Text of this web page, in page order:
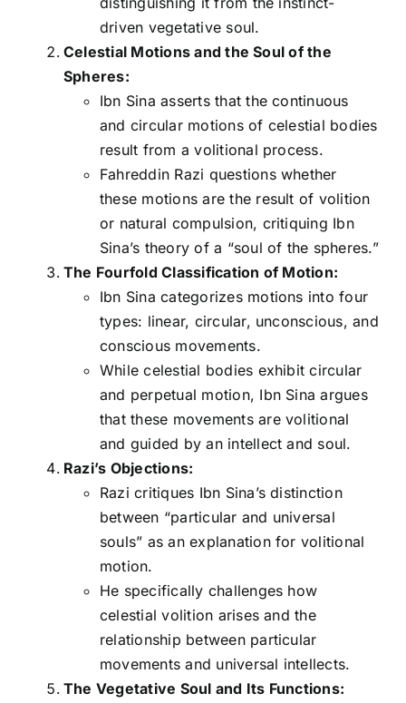
driven vegetative soul.
Celestial Motions and the Soul of the
Spheres:
Ibn Sina asserts that the continuous
and circular motions of celestial bodies
result from a volitional process.
Fahreddin Razi questions whether
these motions are the result of volition
or natural compulsion, critiquing Ibn
Sina’s theory of a “soul of the spheres.”
The Fourfold Classification of Motion:
Ibn Sina categorizes motions into four
types: linear, circular, unconscious, and
conscious movements.
While celestial bodies exhibit circular
and perpetual motion, Ibn Sina argues
that these movements are volitional
and guided by an intellect and soul.
Razi’s Objections:
Razi critiques Ibn Sina’s distinction
between “particular and universal
souls” as an explanation for volitional
motion.
He specifically challenges how
celestial volition arises and the
relationship between particular
movements and universal intellects.
The Vegetative Soul and Its Functions: